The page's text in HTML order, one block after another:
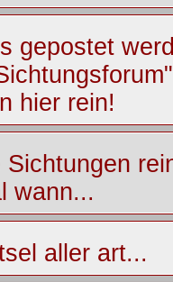
gepostet
hier rein!
wann...
aller art...